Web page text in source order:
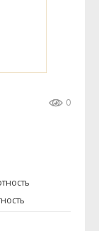
0